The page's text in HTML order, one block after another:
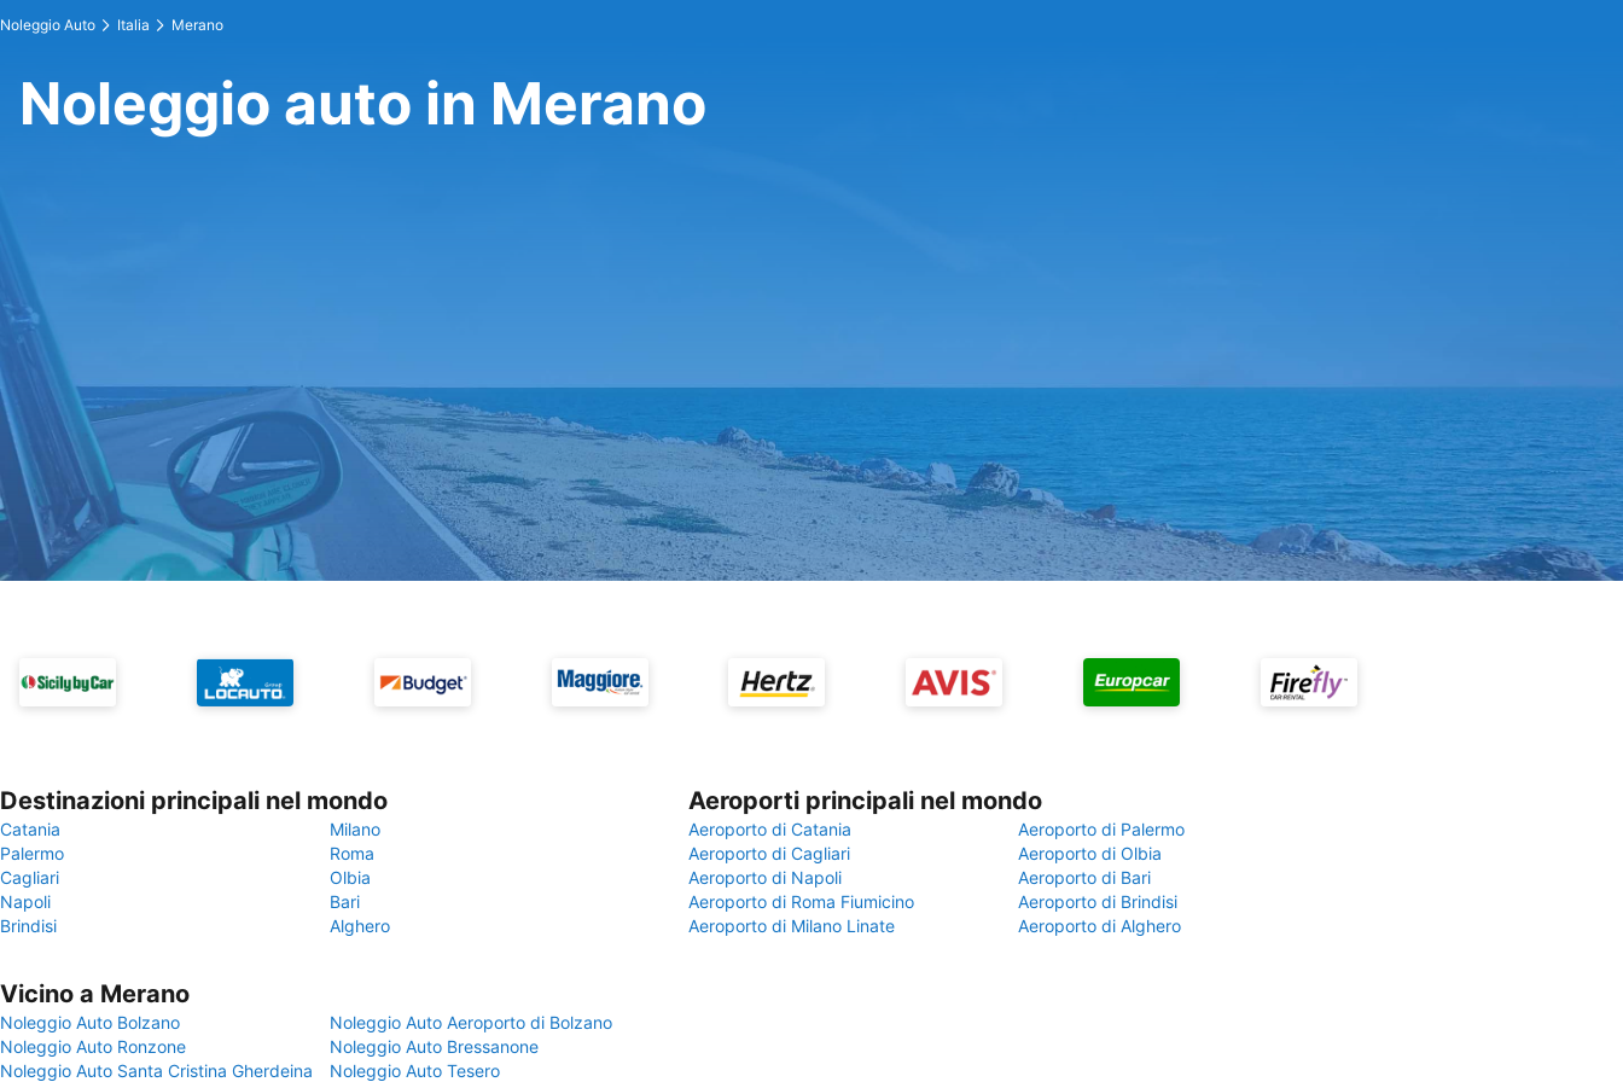
Noleggio Auto Italia Merano
Noleggio auto in Merano
Destinazioni principali nel mondo
Catania
Milano
Palermo
Roma
Cagliari
Olbia
Napoli
Bari
Brindisi
Alghero
Aeroporti principali nel mondo
Aeroporto di Catania
Aeroporto di Palermo
Aeroporto di Cagliari
Aeroporto di Olbia
Aeroporto di Napoli
Aeroporto di Bari
Aeroporto di Roma Fiumicino
Aeroporto di Brindisi
Aeroporto di Milano Linate
Aeroporto di Alghero
Vicino a Merano
Noleggio Auto Bolzano
Noleggio Auto Aeroporto di Bolzano
Noleggio Auto Ronzone
Noleggio Auto Bressanone
Noleggio Auto Santa Cristina Gherdeina
Noleggio Auto Tesero